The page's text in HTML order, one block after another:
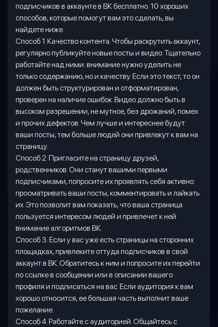
подписчиков в аккаунте в ВК бесплатно. 10 хороших
способов, которые помогут вам это сделать, вы
найдете ниже.
Способ 1. Качество контента. Чтобы раскрутить аккаунт,
регулярно публикуйте новые посты и видео. Тщательно
работайте над ними: внимание нужно уделить не
только содержанию, но и качеству. Если это текст, то он
должен быть структурирован и отформатирован,
проверен на наличие ошибок. Видео должно быть в
высоком разрешении, не мутное, без дрожаний, помех
и прочих дефектов. Чем лучше и интереснее будут
ваши посты, тем больше людей они привлекут к вам на
страницу.
Способ 2. Пригласите на страницу друзей,
родственников. Они станут вашими первыми
подписчиками, попросите их проявлять себя активно:
просматривать ваши посты, комментировать и лайкать
их. Это позволит вам показать, что ваша страница
пользуется интересом людей и привлечет к ней
внимание алгоритмов ВК.
Способ 3. Если у вас уже есть страницы на сторонних
площадках, привлеките оттуда подписчиков в свой
аккаунт в ВК. Обратитесь к ним и попросите их перейти
по ссылке в сообщении или в описании вашего
профиля и подписаться на вас. Если аудитория к вам
хорошо относится, ее большая часть выполнит ваше
пожелание.
Способ 4. Работайте с аудиторией. Общайтесь с